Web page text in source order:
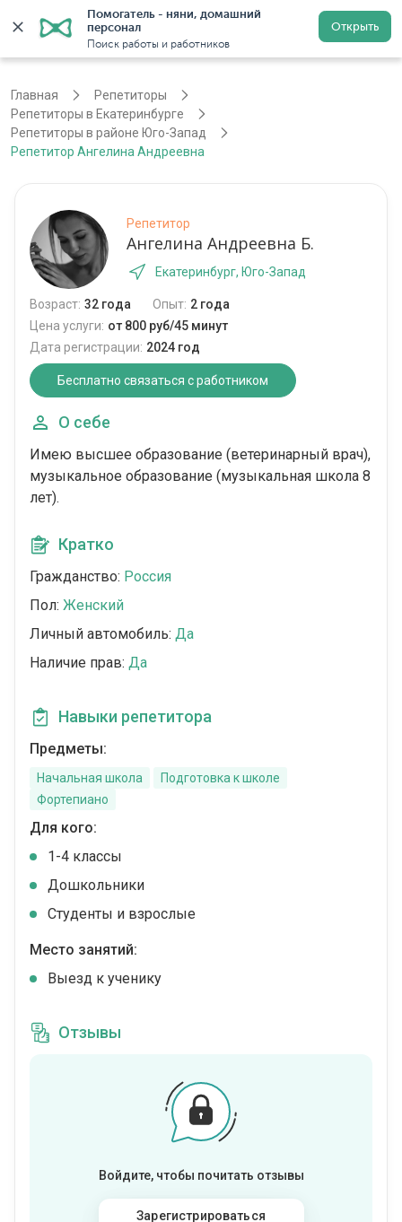
Помогатель - няни, домашний
персонал
Поиск работы и работников
Открыть
Екатеринбург Регистрация
Главная
Репетиторы
Репетиторы в Екатеринбурге
Репетиторы в районе Юго-Запад
Репетитор Ангелина Андреевна
Репетитор
Ангелина Андреевна Б.
Екатеринбург, Юго-Запад
Возраст: 32 года Опыт: 2 года
Цена услуги: от 800 руб/45 минут
Дата регистрации: 2024 год
Бесплатно связаться с работником
О себе
Имею высшее образование (ветеринарный врач),
музыкальное образование (музыкальная школа 8
лет).
Кратко
Гражданство: Россия
Пол: Женский
Личный автомобиль: Да
Наличие прав: Да
Навыки репетитора
Предметы:
Начальная школа
Подготовка к школе
Фортепиано
Для кого:
1-4 классы
Дошкольники
Студенты и взрослые
Место занятий:
Выезд к ученику
Отзывы
Войдите, чтобы почитать отзывы
Зарегистрироваться